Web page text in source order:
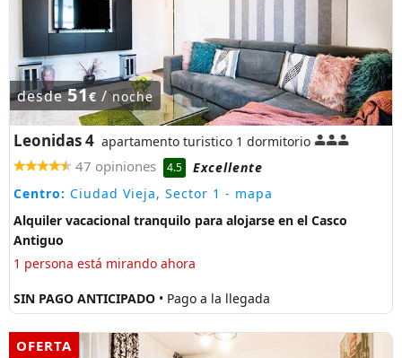
desde51€ /noche
Leonidas 4 apartamento turistico 1 dormitorio
47 opiniones 4.5
Excellente
Centro: Ciudad Vieja, Sector 1 - mapa
Alquiler vacacional tranquilo para alojarse en el Casco
Antiguo
1 persona está mirando ahora
SIN PAGO ANTICIPADO • Pago a la llegada
OFERTA